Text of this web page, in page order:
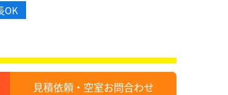
OK
見積依頼・空室お問合わせ